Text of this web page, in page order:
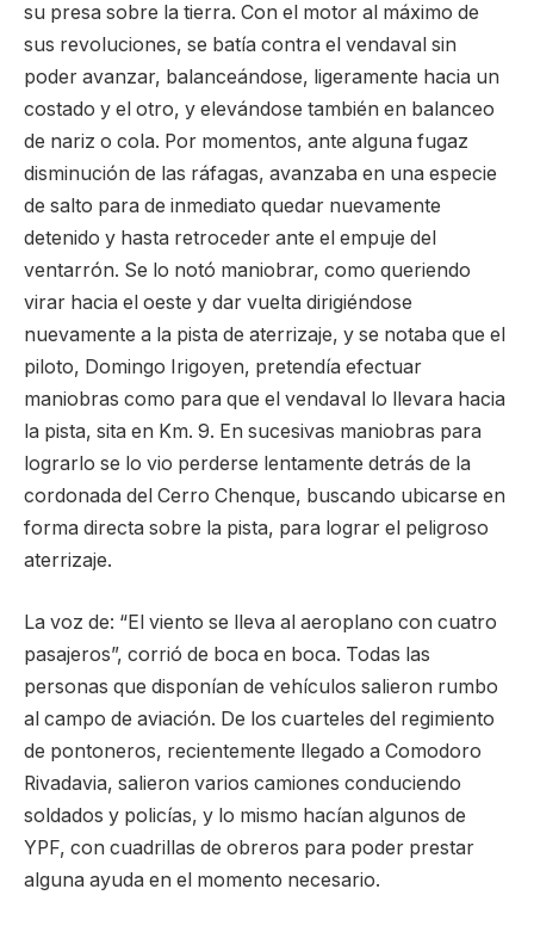
su presa sobre la tierra. Con el motor al máximo de
sus revoluciones, se batía contra el vendaval sin
poder avanzar, balanceándose, ligeramente hacia un
costado y el otro, y elevándose también en balanceo
de nariz o cola. Por momentos, ante alguna fugaz
disminución de las ráfagas, avanzaba en una especie
de salto para de inmediato quedar nuevamente
detenido y hasta retroceder ante el empuje del
ventarrón. Se lo notó maniobrar, como queriendo
virar hacia el oeste y dar vuelta dirigiéndose
nuevamente a la pista de aterrizaje, y se notaba que el
piloto, Domingo Irigoyen, pretendía efectuar
maniobras como para que el vendaval lo llevara hacia
la pista, sita en Km. 9. En sucesivas maniobras para
lograrlo se lo vio perderse lentamente detrás de la
cordonada del Cerro Chenque, buscando ubicarse en
forma directa sobre la pista, para lograr el peligroso
aterrizaje.
La voz de: “El viento se lleva al aeroplano con cuatro
pasajeros”, corrió de boca en boca. Todas las
personas que disponían de vehículos salieron rumbo
al campo de aviación. De los cuarteles del regimiento
de pontoneros, recientemente llegado a Comodoro
Rivadavia, salieron varios camiones conduciendo
soldados y policías, y lo mismo hacían algunos de
YPF, con cuadrillas de obreros para poder prestar
alguna ayuda en el momento necesario.